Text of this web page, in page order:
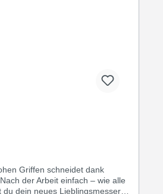
Griffen schneidet dank
der Arbeit einfach – wie alle
dein neues Lieblingsmesser